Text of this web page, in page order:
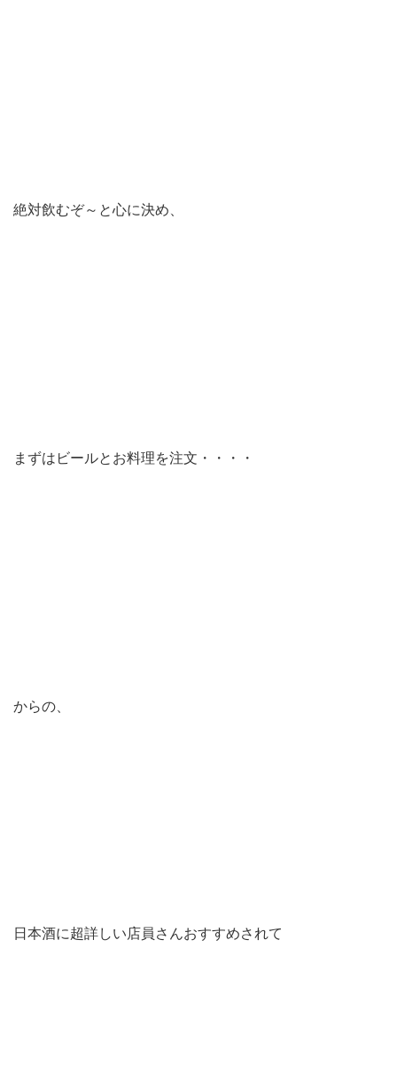
絶対飲むぞ～と心に決め、
まずはビールとお料理を注文・・・・
からの、
日本酒に超詳しい店員さんおすすめされて